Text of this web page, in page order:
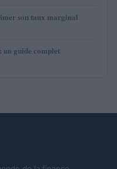
son taux marginal
guide complet